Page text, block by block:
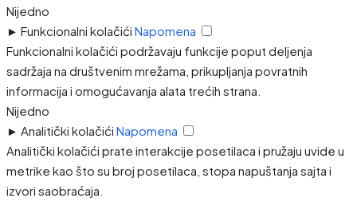
Nijedno
► Funkcionalni kolačići Napomena
Funkcionalni kolačići podržavaju funkcije poput deljenja
sadržaja na društvenim mrežama, prikupljanja povratnih
informacija i omogućavanja alata trećih strana.
Nijedno
► Analitički kolačići Napomena
Analitički kolačići prate interakcije posetilaca i pružaju uvide u
metrike kao što su broj posetilaca, stopa napuštanja sajta i
izvori saobraćaja.